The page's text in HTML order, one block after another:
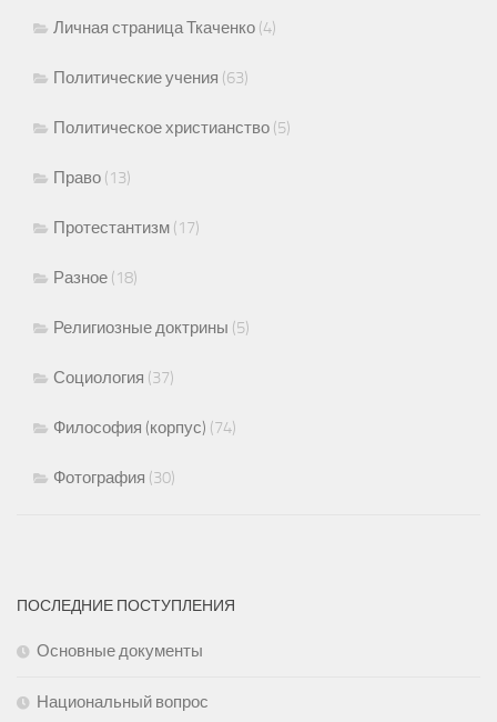
Личная страница Ткаченко (4)
Политические учения (63)
Политическое христианство (5)
Право (13)
Протестантизм (17)
Разное (18)
Религиозные доктрины (5)
Социология (37)
Философия (корпус) (74)
Фотография (30)
ПОСЛЕДНИЕ ПОСТУПЛЕНИЯ
Основные документы
Национальный вопрос